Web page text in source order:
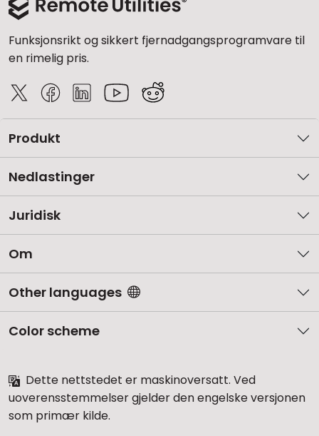
Funksjonsrikt og sikkert fjernadgangsprogramvare til
en rimelig pris.
Produkt
Nedlastinger
Juridisk
Om
Other languages
Color scheme
Dette nettstedet er maskinoversatt. Ved
uoverensstemmelser gjelder den engelske versjonen
som primær kilde.